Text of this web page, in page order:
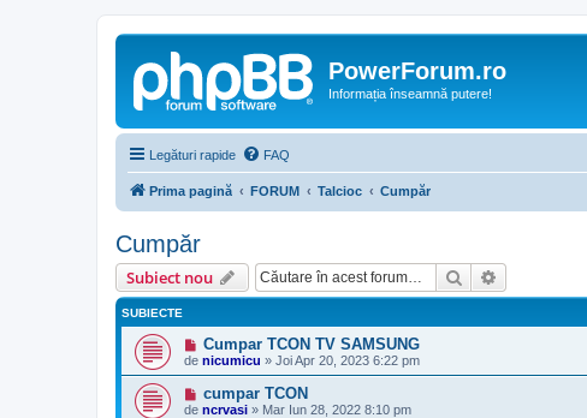
PowerForum.ro
Informația înseamnă putere!
Legături rapide FAQ
Prima pagină FORUM Talcioc Cumpăr
Cumpăr
Subiect nou Căutare
SUBIECTE
Cumpar TCON TV SAMSUNG
de nicumicu » Joi Apr 20, 2023 6:22 pm
cumpar TCON
de ncrvasi » Mar Iun 28, 2022 8:10 pm